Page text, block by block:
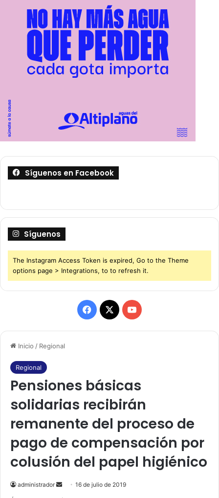
Inicio / Regional
Regional
Pensiones básicas
solidarias recibirán
remanente del proceso de
pago de compensación por
colusión del papel higiénico
administrador
e
16 de julio de 2019
Síguenos en Facebook
Síguenos
The Instagram Access Token is expired, Go to the Theme
options page > Integrations, to to refresh it.
F
a
b
o
o
k
X
Y
o
u
b
e